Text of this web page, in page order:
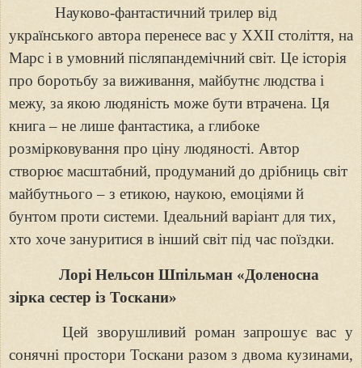
Науково-фантастичний трилер від
українського автора перенесе вас у XXII століття, на
Марс і в умовний післяпандемічний світ. Це історія
про боротьбу за виживання, майбутнє людства і
межу, за якою людяність може бути втрачена. Ця
книга – не лише фантастика, а глибоке
розмірковування про ціну людяності. Автор
створює масштабний, продуманий до дрібниць світ
майбутнього – з етикою, наукою, емоціями й
бунтом проти системи. Ідеальний варіант для тих,
хто хоче зануритися в інший світ під час поїздки.
Лорі Нельсон Шпільман «Доленосна
зірка сестер із Тоскани»
Цей зворушливий роман запрошує вас у
сонячні простори Тоскани разом з двома кузинами,